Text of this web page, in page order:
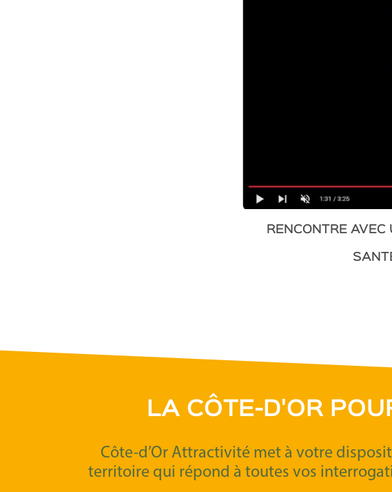
RENCONTRE
LA CÔTE-D'OR
Côte-d’Or Attractivité met à votre
territoire qui répond à toutes vos